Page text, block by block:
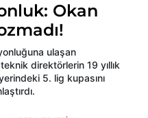
Okan
ulaşan
direktörlerin 19 yıllık
5. lig kupasını